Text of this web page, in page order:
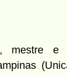
mestre e